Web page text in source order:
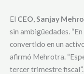
El CEO, Sanjay
sin ambigüedades.
convertido en un
afirmó Mehrotra.
tercer trimestre fiscal”.